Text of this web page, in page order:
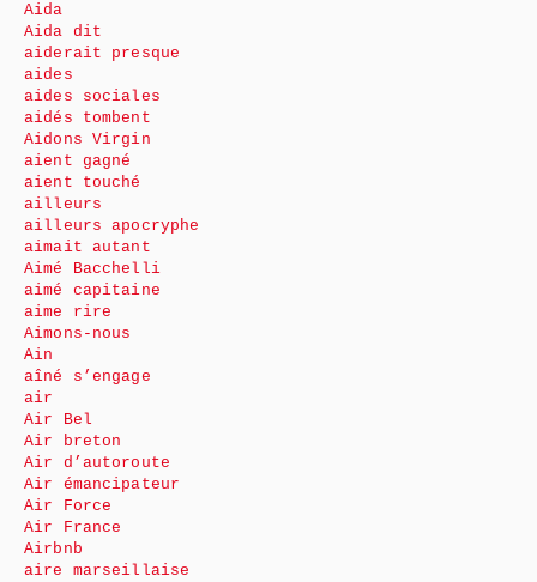
Aida
Aida dit
aiderait presque
aides
aides sociales
aidés tombent
Aidons Virgin
aient gagné
aient touché
ailleurs
ailleurs apocryphe
aimait autant
Aimé Bacchelli
aimé capitaine
aime rire
Aimons-nous
Ain
aîné s’engage
air
Air Bel
Air breton
Air d’autoroute
Air émancipateur
Air Force
Air France
Airbnb
aire marseillaise